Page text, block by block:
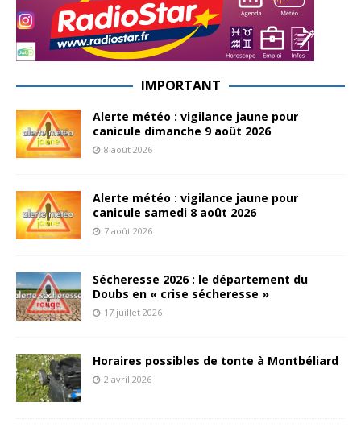
IMPORTANT
Alerte météo : vigilance jaune pour
canicule dimanche 9 août 2026
8 août 2026
Alerte météo : vigilance jaune pour
canicule samedi 8 août 2026
7 août 2026
Sécheresse 2026 : le département du
Doubs en « crise sécheresse »
17 juillet 2026
Horaires possibles de tonte à Montbéliard
2 avril 2026